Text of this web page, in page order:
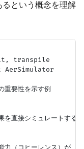
という概念を理解
transpile
重要性を示す例
直接シミュレートする